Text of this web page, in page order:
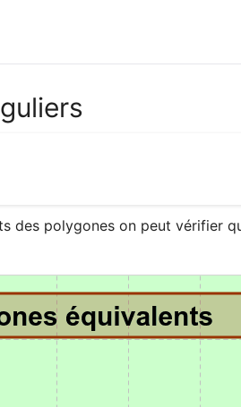
des polygones on peut vérifier